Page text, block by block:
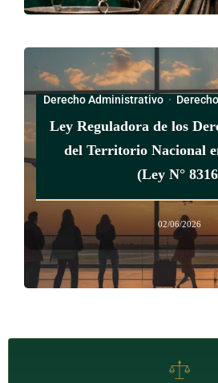
Nacional para el Desarrollo de la
(Así modificada su numeración por
igualdad salarial entre mujeres y
ARTÍCULO 19
Poder Judicial
está obligado a
judicial competente para tramitar los
habido agresión contra una mujer.
marzo del 2019, que lo traspasó
Derecho Administrativo ·
Ley Reguladora de los
del Territorio Nacional
(Ley N°
02/06/2026